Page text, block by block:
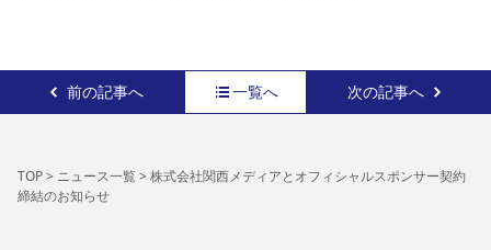
前の記事へ 一覧へ 次の記事へ
TOP> ニュース一覧> 株式会社関西メディアとオフィシャルスポンサー契約
締結のお知らせ